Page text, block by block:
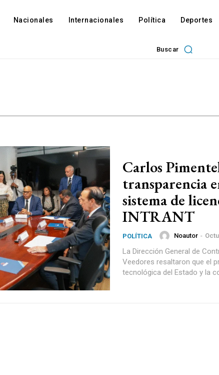
Nacionales Internacionales Política Deportes
Buscar
Carlos
transparencia
sistema de
INTRANT
POLÍTICA Noautor -
La Dirección General de
Veedores resaltaron que el
tecnológica del Estado y la